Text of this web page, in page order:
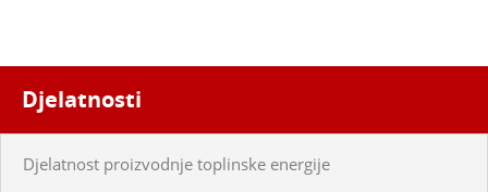
Djelatnosti
Djelatnost proizvodnje toplinske energije